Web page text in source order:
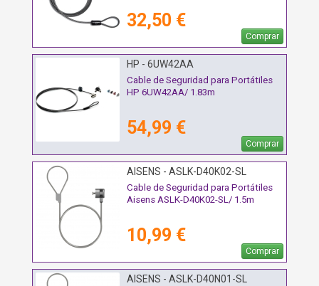
32,50 €
Comprar
HP - 6UW42AA
Cable de Seguridad para Portátiles
HP 6UW42AA/ 1.83m
54,99 €
Comprar
AISENS - ASLK-D40K02-SL
Cable de Seguridad para Portátiles
Aisens ASLK-D40K02-SL/ 1.5m
10,99 €
Comprar
AISENS - ASLK-D40N01-SL